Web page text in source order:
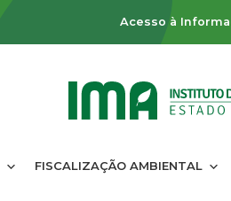
Acesso à
FISCALIZAÇÃO AMBIENTAL